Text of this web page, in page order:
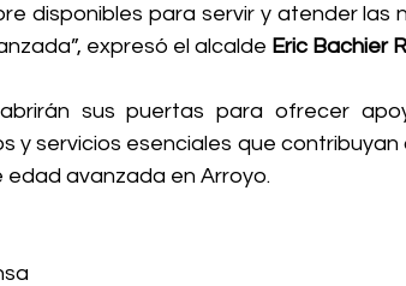
disponibles para servir y atender las
expresó el alcalde Eric Bachier
sus puertas para ofrecer
y servicios esenciales que contribuyan
avanzada en Arroyo.